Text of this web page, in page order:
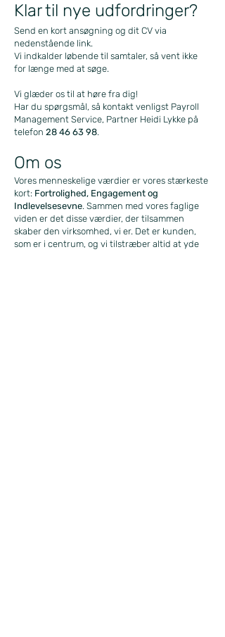
Klar til nye udfordringer?
Send en kort ansøgning og dit CV via
nedenstående link.
Vi indkalder løbende til samtaler, så vent ikke
for længe med at søge.
Vi glæder os til at høre fra dig!
Har du spørgsmål, så kontakt venligst Payroll
Management Service, Partner Heidi Lykke på
telefon 28 46 63 98.
Om os
Vores menneskelige værdier er vores stærkeste
kort: Fortrolighed, Engagement og
Indlevelsesevne. Sammen med vores faglige
viden er det disse værdier, der tilsammen
skaber den virksomhed, vi er. Det er kunden,
som er i centrum, og vi tilstræber altid at yde